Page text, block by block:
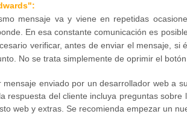
mensaje va y viene en repetidas
En esa constante comunicación es
verificar, antes de enviar el mensaje,
No se trata simplemente de oprimir el
mensaje enviado por un desarrollador web a
respuesta del cliente incluya preguntas
web y extras. Se recomienda empezar un